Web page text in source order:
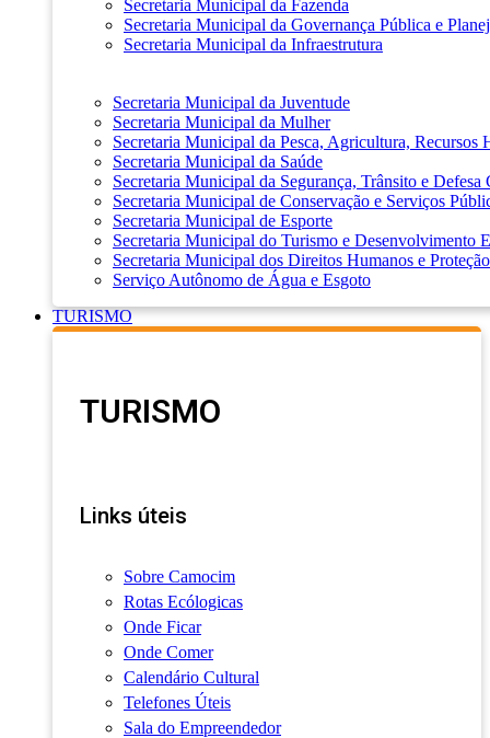
Secretaria Municipal da Fazenda
Secretaria Municipal da Governança Pública e
Secretaria Municipal da Infraestrutura
Secretaria Municipal da Juventude
Secretaria Municipal da Mulher
Secretaria Municipal da Pesca, Agricultura, Recursos
Secretaria Municipal da Saúde
Secretaria Municipal da Segurança, Trânsito e Defesa
Secretaria Municipal de Conservação e Serviços
Secretaria Municipal de Esporte
Secretaria Municipal do Turismo e Desenvolvimento
Secretaria Municipal dos Direitos Humanos e
Serviço Autônomo de Água e Esgoto
TURISMO
TURISMO
Links úteis
Sobre Camocim
Rotas Ecólogicas
Onde Ficar
Onde Comer
Calendário Cultural
Telefones Úteis
Sala do Empreendedor